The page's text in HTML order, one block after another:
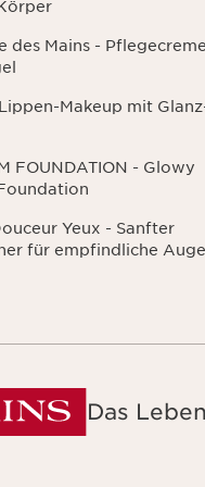
des Mains -
Makeup mit
FOUNDATION - Glowy
Yeux - Sanfter
für empfindliche
Das